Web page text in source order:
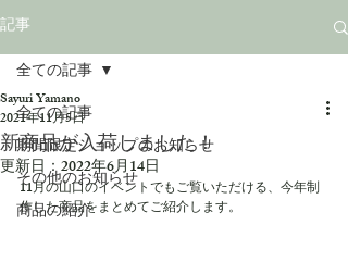
記事
全ての記事
期間限定ショップのお知らせ
その他のお知らせ
商品の紹介
全ての記事
新商品が入荷しました！
Sayuri Yamano
2021年11月5日
更新日：2022年6月14日
11月の山口のイベントでもご覧いただける、今年制
作した商品をまとめてご紹介します。